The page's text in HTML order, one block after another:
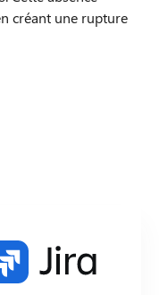
créant une rupture